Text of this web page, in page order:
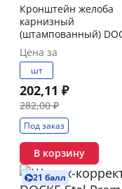
Кронштейн желоба
карнизный
(штампованный)
Stal Premium Пломбир
D=125
Цена за
шт
202,11 ₽
282,00 ₽
Под заказ
В корзину
21 балл